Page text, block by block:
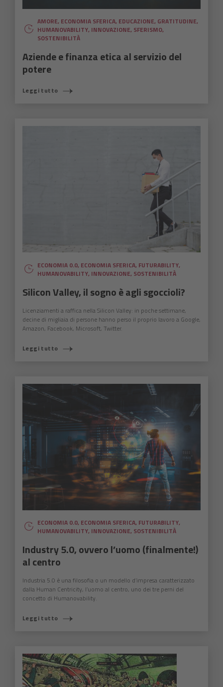
AMORE, ECONOMIA SFERICA, EDUCAZIONE, GRATITUDINE,
HUMANOVABILITY, INNOVAZIONE, SFERISMO,
SOSTENIBILITÀ
Aziende e finanza etica al servizio del
potere
Leggi tutto
ECONOMIA 0.0, ECONOMIA SFERICA, FUTURABILITY,
HUMANOVABILITY, INNOVAZIONE, SOSTENIBILITÀ
Silicon Valley, il sogno è agli sgoccioli?
Licenziamenti a raffica nella Silicon Valley: in poche settimane,
decine di migliaia di persone hanno perso il proprio lavoro a Google,
Amazon, Facebook, Microsoft, Twitter.
Leggi tutto
ECONOMIA 0.0, ECONOMIA SFERICA, FUTURABILITY,
HUMANOVABILITY, INNOVAZIONE, SOSTENIBILITÀ
Industry 5.0, ovvero l’uomo (finalmente!)
al centro
Industria 5.0 è una filosofia o un modello d’impresa caratterizzato
dalla Human Centricity, l’uomo al centro, uno dei tre perni del
concetto di Humanovability.
Leggi tutto